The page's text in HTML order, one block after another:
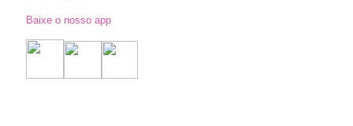
Baixe o nosso app